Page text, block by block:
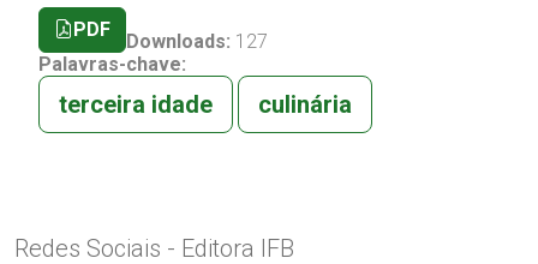
PDF
Downloads: 127
Palavras-chave:
terceira idade culinária
Redes Sociais - Editora IFB